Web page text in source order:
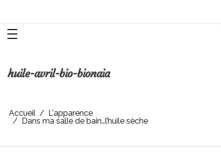
huile-avril-bio-bionaia
Accueil
L'apparence
Dans ma salle de bain…l’huile sèche